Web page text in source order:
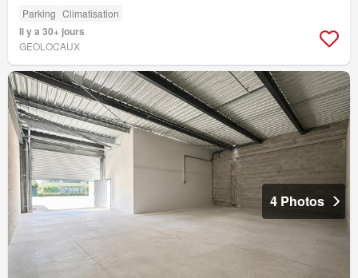
Parking Climatisation
Il y a 30+ jours
GEOLOCAUX
4 Photos